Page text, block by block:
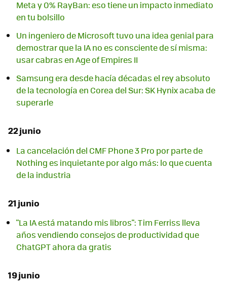
Meta y 0% RayBan: eso tiene un impacto inmediato
en tu bolsillo
Un ingeniero de Microsoft tuvo una idea genial para
demostrar que la IA no es consciente de sí misma:
usar cabras en Age of Empires II
Samsung era desde hacía décadas el rey absoluto
de la tecnología en Corea del Sur: SK Hynix acaba de
superarle
22 junio
La cancelación del CMF Phone 3 Pro por parte de
Nothing es inquietante por algo más: lo que cuenta
de la industria
21 junio
"La IA está matando mis libros": Tim Ferriss lleva
años vendiendo consejos de productividad que
ChatGPT ahora da gratis
19 junio